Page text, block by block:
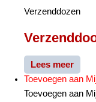
Verzenddozen
Lees meer
Toevoegen aan
Toevoegen aan